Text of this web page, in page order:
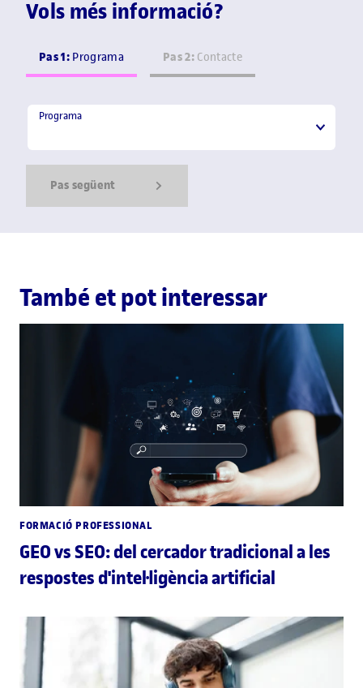
Vols més informació?
Pas 1:Programa Pas 2:Contacte
Programa
Programa
Pas següent
També et pot interessar
FORMACIÓ PROFESSIONAL
GEO vs SEO: del cercador tradicional a les
respostes d'intel·ligència artificial